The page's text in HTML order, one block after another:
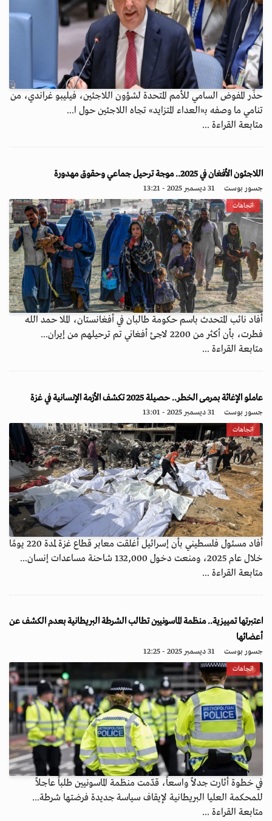
حذّر المفوض السامي للأمم المتحدة لشؤون اللاجئين، فيليبو غراندي، من
تنامي ما وصفه بـ«العداء المتزايد» تجاه اللاجئين حول ا...
متابعة القراءة ...
اللاجئون الأفغان في 2025.. موجة ترحيل جماعي وحقوق مهدورة
جسور بوست 31 ديسمبر 2025 - 13:21
اتجاهات
أفاد نائب المتحدث باسم حكومة طالبان في أفغانستان، الملا حمد الله
فطرت، بأن أكثر من 2200 لاجئ أفغاني تم ترحيلهم من إيران...
متابعة القراءة ...
عاملو الإغاثة بمرمى الخطر.. حصيلة 2025 تكشف الأزمة الإنسانية في غزة
جسور بوست 31 ديسمبر 2025 - 13:01
اتجاهات
أفاد مسئول فلسطيني بأن إسرائيل أغلقت معابر قطاع غزة لمدة 220 يومًا
خلال عام 2025، ومنعت دخول 132,000 شاحنة مساعدات إنسان...
متابعة القراءة ...
اعتبرتها تمييزية.. منظمة الماسونيين تطالب الشرطة البريطانية بعدم الكشف عن
أعضائها
جسور بوست 31 ديسمبر 2025 - 12:25
اتجاهات
في خطوة أثارت جدلاً واسعاً، قدّمت منظمة الماسونيين طلباً عاجلاً
للمحكمة العليا البريطانية لإيقاف سياسة جديدة فرضتها شرطة...
متابعة القراءة ...